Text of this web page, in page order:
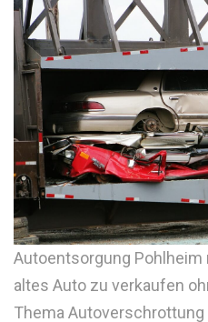
Autoentsorgung
altes Auto zu verkaufen
Thema